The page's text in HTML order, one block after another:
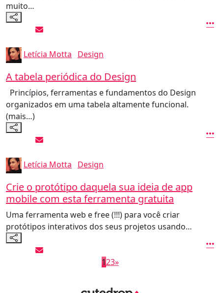
muito…
Letícia Motta Design
A tabela periódica do Design
Princípios, ferramentas e fundamentos do Design
organizados em uma tabela altamente funcional.
(mais…)
Letícia Motta Design
Crie o protótipo daquela sua ideia de app
mobile com esta ferramenta gratuita
Uma ferramenta web e free (!!!) para você criar
protótipos interativos dos seus projetos usando…
123»